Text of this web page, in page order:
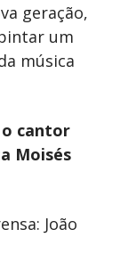
geração,
um
música
cantor
Moisés
João